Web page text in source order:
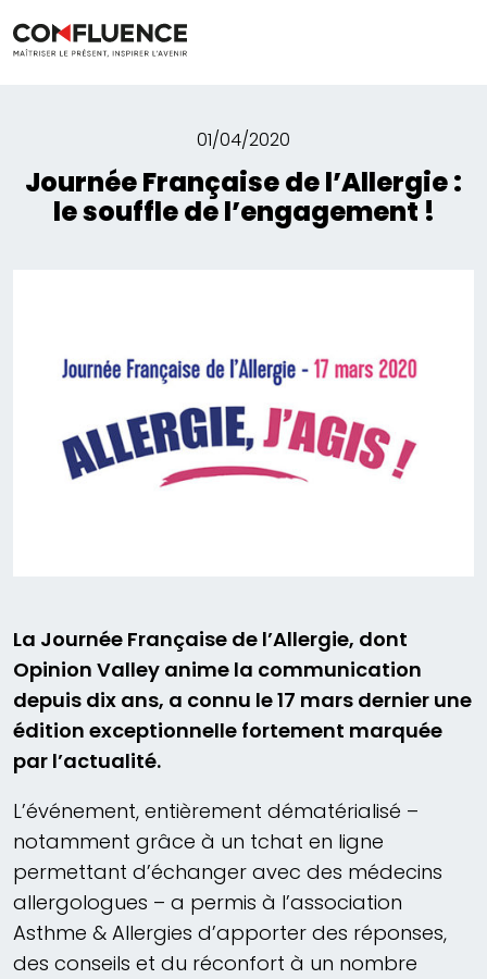
01/04/2020
Journée Française de l’Allergie :
le souffle de l’engagement !
La Journée Française de l’Allergie, dont
Opinion Valley anime la communication
depuis dix ans, a connu le 17 mars dernier une
édition exceptionnelle fortement marquée
par l’actualité.
L’événement, entièrement dématérialisé –
notamment grâce à un tchat en ligne
permettant d’échanger avec des médecins
allergologues – a permis à l’association
Asthme & Allergies d’apporter des réponses,
des conseils et du réconfort à un nombre